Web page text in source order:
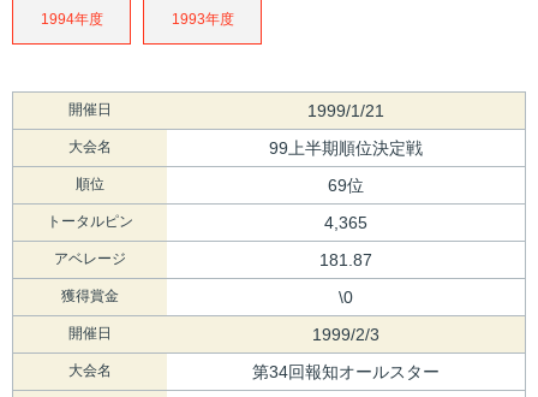
1994年度 1993年度
開催日 1999/1/21
大会名 99上半期順位決定戦
順位 69位
トータルピン 4,365
アベレージ 181.87
獲得賞金 \0
開催日 1999/2/3
大会名 第34回報知オールスター